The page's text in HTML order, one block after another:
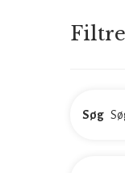
Filtre
Søg